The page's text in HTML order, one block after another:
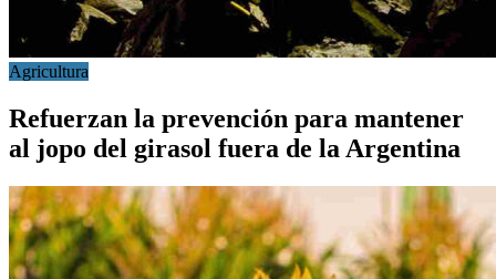
Agricultura
Refuerzan la prevención para mantener
al jopo del girasol fuera de la Argentina